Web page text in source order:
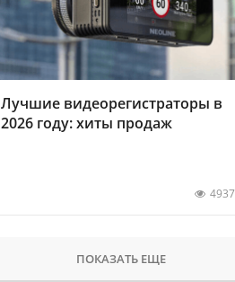
Лучшие видеорегистраторы в
2026 году: хиты продаж
ПОКАЗАТЬ ЕЩЕ